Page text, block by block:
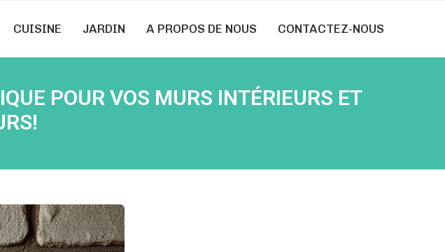
CUISINE JARDIN A PROPOS DE NOUS CONTACTEZ-NOUS
POUR VOS MURS INTÉRIEURS ET